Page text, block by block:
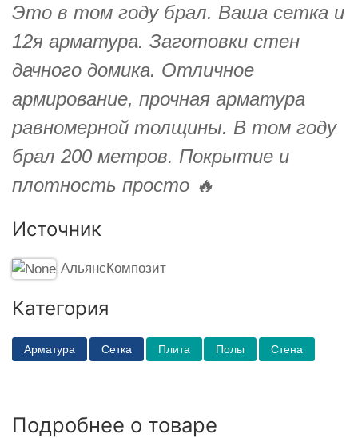
Это в том году брал. Ваша сетка и
12я арматура. Заготовки стен
дачного домика. Отличное
армирование, прочная арматура
равномерной толщины. В том году
брал 200 метров. Покрытие и
плотность просто 🔥
Источник
АльянсКомпозит
Категория
Арматура Сетка Плита Полы Стена
Подробнее о товаре